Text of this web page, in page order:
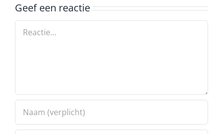
Geef een reactie
Reactie